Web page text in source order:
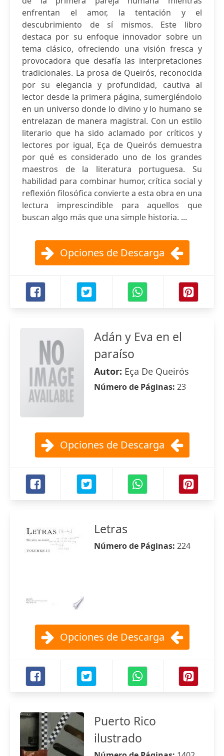
enfrentan el amor, la tentación y el
descubrimiento de sí mismos. Este libro
destaca por su enfoque innovador sobre un
tema clásico, ofreciendo una visión fresca y
provocadora que desafía las interpretaciones
tradicionales. La prosa de Queirós, reconocida
por su elegancia y profundidad, cautiva al
lector desde la primera página, sumergiéndolo
en un universo donde lo divino y lo humano se
entrelazan de manera magistral. Con un estilo
literario que ha sido aclamado por críticos y
lectores por igual, Eça de Queirós demuestra
por qué es considerado uno de los grandes
maestros de la literatura portuguesa. Su
habilidad para combinar humor, crítica social y
reflexión filosófica convierte a esta obra en una
lectura imprescindible para aquellos que
buscan algo más que una simple historia. ...
Opciones de Descarga
Adán y Eva en el
paraíso
Autor: Eça De Queirós
Número de Páginas: 23
Opciones de Descarga
Letras
Número de Páginas: 224
Opciones de Descarga
Puerto Rico
ilustrado